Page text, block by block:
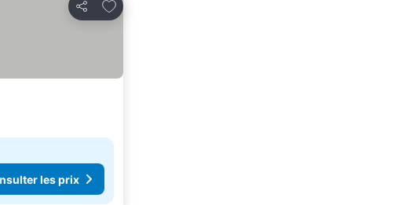
Partager
Ajouter à mes favoris
les prix